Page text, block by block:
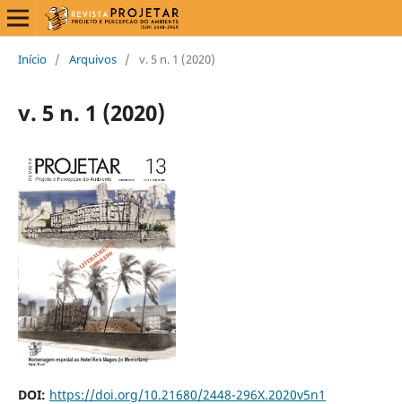
Início / Arquivos / v. 5 n. 1 (2020)
v. 5 n. 1 (2020)
DOI: https://doi.org/10.21680/2448-296X.2020v5n1